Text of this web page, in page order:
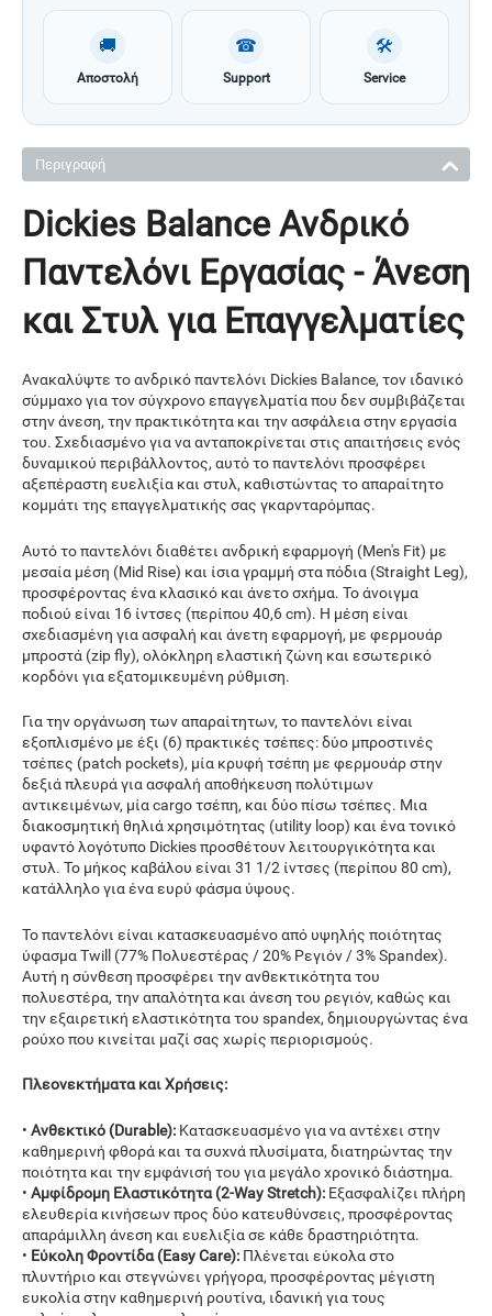
🚚
Αποστολή
☎
Support
🛠
Service
Περιγραφή
Dickies Balance Ανδρικό
Παντελόνι Εργασίας - Άνεση
και Στυλ για Επαγγελματίες
Ανακαλύψτε το ανδρικό παντελόνι Dickies Balance, τον ιδανικό
σύμμαχο για τον σύγχρονο επαγγελματία που δεν συμβιβάζεται
στην άνεση, την πρακτικότητα και την ασφάλεια στην εργασία
του. Σχεδιασμένο για να ανταποκρίνεται στις απαιτήσεις ενός
δυναμικού περιβάλλοντος, αυτό το παντελόνι προσφέρει
αξεπέραστη ευελιξία και στυλ, καθιστώντας το απαραίτητο
κομμάτι της επαγγελματικής σας γκαρνταρόμπας.
Αυτό το παντελόνι διαθέτει ανδρική εφαρμογή (Men's Fit) με
μεσαία μέση (Mid Rise) και ίσια γραμμή στα πόδια (Straight Leg),
προσφέροντας ένα κλασικό και άνετο σχήμα. Το άνοιγμα
ποδιού είναι 16 ίντσες (περίπου 40,6 cm). Η μέση είναι
σχεδιασμένη για ασφαλή και άνετη εφαρμογή, με φερμουάρ
μπροστά (zip fly), ολόκληρη ελαστική ζώνη και εσωτερικό
κορδόνι για εξατομικευμένη ρύθμιση.
Για την οργάνωση των απαραίτητων, το παντελόνι είναι
εξοπλισμένο με έξι (6) πρακτικές τσέπες: δύο μπροστινές
τσέπες (patch pockets), μία κρυφή τσέπη με φερμουάρ στην
δεξιά πλευρά για ασφαλή αποθήκευση πολύτιμων
αντικειμένων, μία cargo τσέπη, και δύο πίσω τσέπες. Μια
διακοσμητική θηλιά χρησιμότητας (utility loop) και ένα τονικό
υφαντό λογότυπο Dickies προσθέτουν λειτουργικότητα και
στυλ. Το μήκος καβάλου είναι 31 1/2 ίντσες (περίπου 80 cm),
κατάλληλο για ένα ευρύ φάσμα ύψους.
Το παντελόνι είναι κατασκευασμένο από υψηλής ποιότητας
ύφασμα Twill (77% Πολυεστέρας / 20% Ρεγιόν / 3% Spandex).
Αυτή η σύνθεση προσφέρει την ανθεκτικότητα του
πολυεστέρα, την απαλότητα και άνεση του ρεγιόν, καθώς και
την εξαιρετική ελαστικότητα του spandex, δημιουργώντας ένα
ρούχο που κινείται μαζί σας χωρίς περιορισμούς.
Πλεονεκτήματα και Χρήσεις:
• Ανθεκτικό (Durable): Κατασκευασμένο για να αντέχει στην
καθημερινή φθορά και τα συχνά πλυσίματα, διατηρώντας την
ποιότητα και την εμφάνισή του για μεγάλο χρονικό διάστημα.
• Αμφίδρομη Ελαστικότητα (2-Way Stretch): Εξασφαλίζει πλήρη
ελευθερία κινήσεων προς δύο κατευθύνσεις, προσφέροντας
απαράμιλλη άνεση και ευελιξία σε κάθε δραστηριότητα.
• Εύκολη Φροντίδα (Easy Care): Πλένεται εύκολα στο
πλυντήριο και στεγνώνει γρήγορα, προσφέροντας μέγιστη
ευκολία στην καθημερινή ρουτίνα, ιδανική για τους